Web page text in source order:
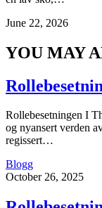
June 22, 2026
YOU MAY
Rollebesetningen I
og nyansert verden
regissert…
Blogg
October 26, 2025